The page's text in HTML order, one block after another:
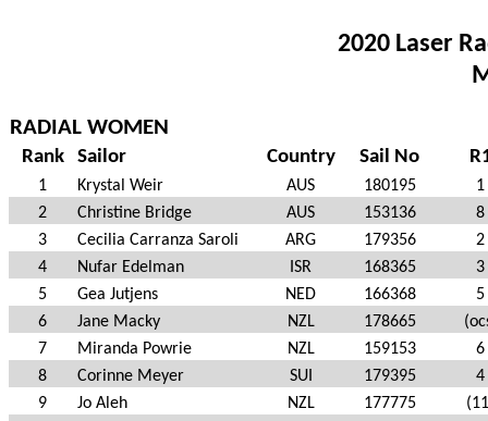
2020 Laser
RADIAL WOMEN
Rank Sailor Country Sail No
1 Krystal Weir AUS 180195
1
2
Christine Bridge AUS 153136
8
3
Cecilia Carranza Saroli ARG 179356
2
4
Nufar Edelman ISR 168365
3
5
Gea Jutjens NED 166368
5
6
Jane Macky NZL 178665
7
Miranda Powrie NZL 159153
6
8
Corinne Meyer SUI 179395
4
9
Jo Aleh NZL 177775